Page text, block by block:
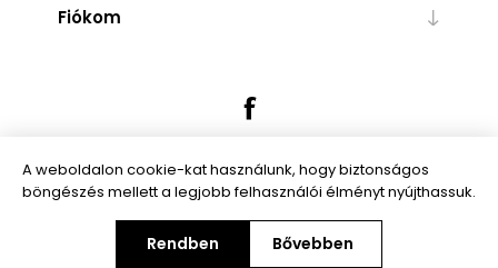
Fiókom
Powered bynopCommerce
Copyright © 2026 Trendibox.hu. Minden jog fenntartva.
A weboldalon cookie-kat használunk, hogy biztonságos
böngészés mellett a legjobb felhasználói élményt nyújthassuk.
Rendben Bővebben